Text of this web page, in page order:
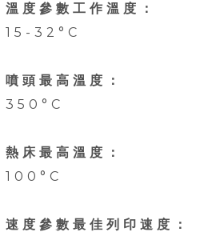
溫度參數工作溫度：
15-32°C
噴頭最高溫度：
350°C
熱床最高溫度：
100°C
速度參數最佳列印速度：